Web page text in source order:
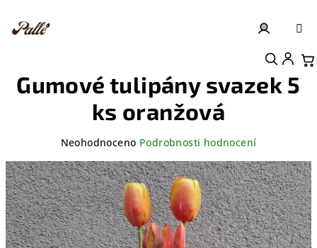
obsah
Přihlášení
Gumové tulipány svazek 5
ks oranžová
produktu
je
0,0
z
5
hvězdiček.
Neohodnoceno Podrobnosti hodnocení